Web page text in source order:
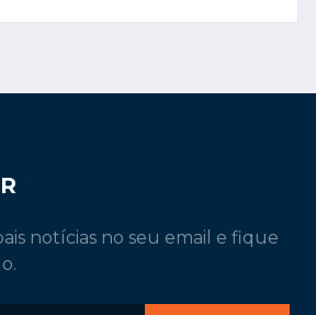
notícias no seu email e fique